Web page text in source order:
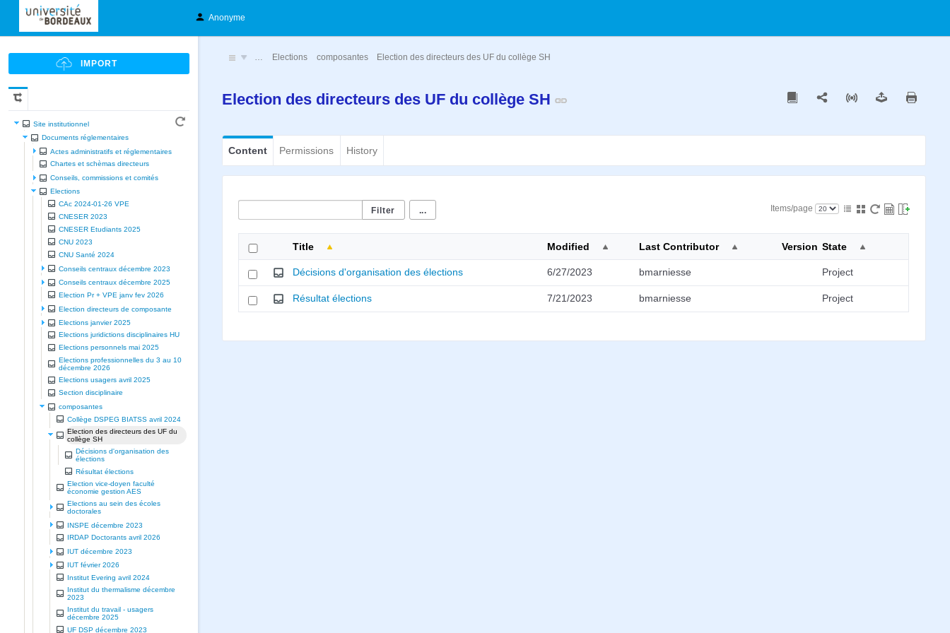
Anonyme
Site institutionnel
Documents réglementaires
Actes administratifs et réglementaires
Chartes et schèmas directeurs
Conseils, commissions et comités
Elections
CAc 2024-01-26 VPE
CNESER 2023
CNESER Etudiants 2025
CNU 2023
CNU Santé 2024
Conseils centraux décembre 2023
Conseils centraux décembre 2025
Election Pr + VPE janv fev 2026
Election directeurs de composante
Elections janvier 2025
Elections juridictions disciplinaires HU
Elections personnels mai 2025
Elections professionnelles du 3 au 10
décembre 2026
Elections usagers avril 2025
Section disciplinaire
composantes
Collège DSPEG BIATSS avril 2024
Election des directeurs des UF du
collège SH
Décisions d'organisation des
élections
Résultat élections
Election vice-doyen faculté
économie gestion AES
Elections au sein des écoles
doctorales
INSPE décembre 2023
IRDAP Doctorants avril 2026
IUT décembre 2023
IUT février 2026
Institut Evering avril 2024
Institut du thermalisme décembre
2023
Institut du travail - usagers
décembre 2025
UF DSP décembre 2023
… Elections composantes Election des directeurs des UF du collège SH
Election des directeurs des UF du collège SH
Content Permissions History
... Items/page
Title Modified Last Contributor Version State
Décisions d'organisation des élections 6/27/2023 bmarniesse Project
Résultat élections 7/21/2023 bmarniesse Project